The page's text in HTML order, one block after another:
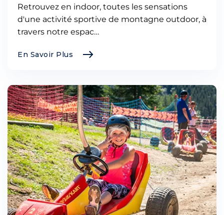
Retrouvez en indoor, toutes les sensations
d'une activité sportive de montagne outdoor, à
travers notre espac…
En Savoir Plus